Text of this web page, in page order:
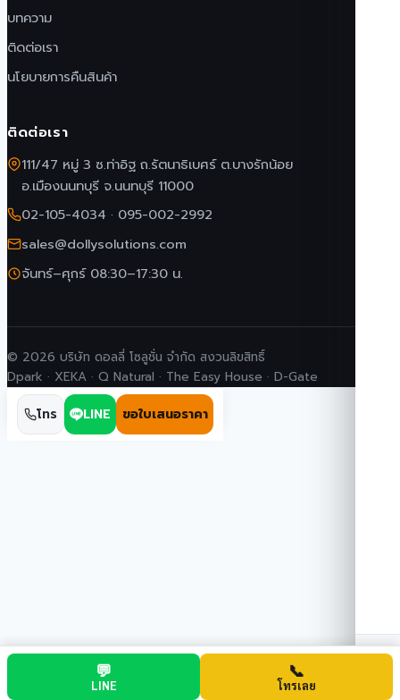
บทความ
ติดต่อเรา
นโยบายการคืนสินค้า
ติดต่อเรา
111/47 หมู่ 3 ซ.ท่าอิฐ ถ.รัตนาธิเบศร์ ต.บางรักน้อย
อ.เมืองนนทบุรี จ.นนทบุรี 11000
02-105-4034 · 095-002-2992
sales@dollysolutions.com
จันทร์–ศุกร์ 08:30–17:30 น.
© 2026 บริษัท ดอลลี่ โซลูชั่น จำกัด สงวนลิขสิทธิ์
Dpark · XEKA · Q Natural · The Easy House · D-Gate
โทร LINE ขอใบเสนอราคา
💬
LINE
📞
โทรเลย